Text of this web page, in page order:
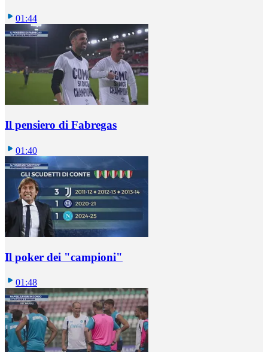
01:44
Il pensiero di Fabregas
01:40
Il poker dei "campioni"
01:48